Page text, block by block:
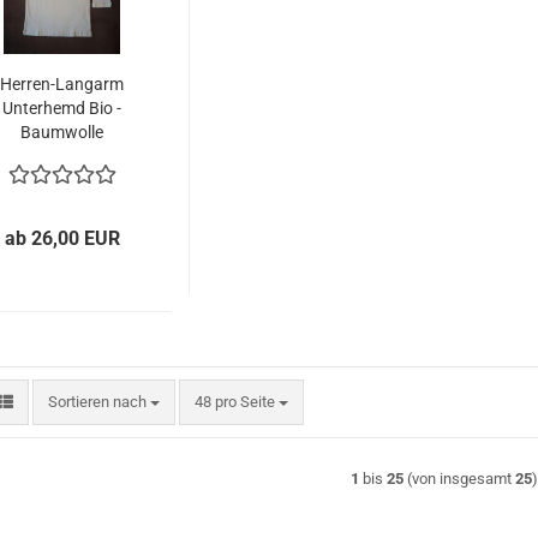
Herren-​​Lang­arm
Un­ter­hemd Bio -
Baum­wol­le
ab 26,00 EUR
Sortieren nach
Sortieren nach 48 pro Seite
pro Seite
1 bis25 (von insgesamt25)